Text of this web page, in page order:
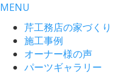
MENU
芹工務店の家づくり
施工事例
オーナー様の声
パーツギャラリー